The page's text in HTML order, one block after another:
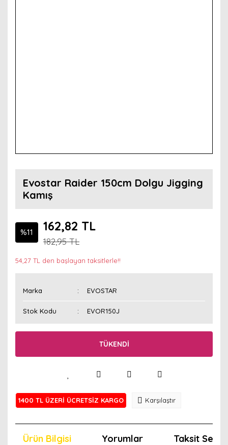
Evostar Raider 150cm Dolgu Jigging
Kamış
%11 162,82 TL
182,95 TL
54,27 TL den başlayan taksitlerle!!
Marka EVOSTAR
Stok Kodu EVOR150J
TÜKENDİ
1400 TL ÜZERİ ÜCRETSİZ KARGO Karşılaştır
Ürün Bilgisi Yorumlar Taksit